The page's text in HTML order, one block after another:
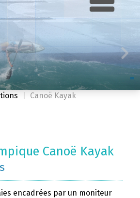
Canoë Kayak
Canoë Kayak
encadrées par un moniteur